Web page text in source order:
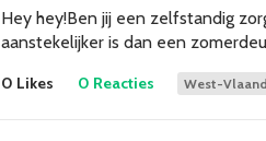
Hey hey!Ben jij een zelfstandig
aanstekelijker is dan een
0 Likes 0 Reacties West-